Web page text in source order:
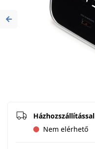
Previous
Házhozszállítással
Nem elérhető